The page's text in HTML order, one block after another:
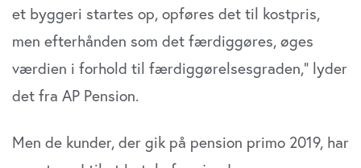
et byggeri startes op, opføres det til kostpris,
men efterhånden som det færdiggøres, øges
værdien i forhold til færdiggørelsesgraden,” lyder
det fra AP Pension.
Men de kunder, der gik på pension primo 2019, har